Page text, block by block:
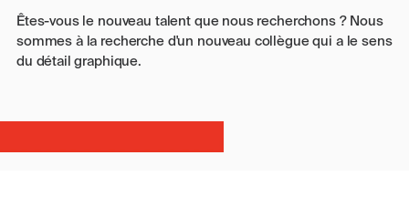
Êtes-vous le nouveau talent que nous recherchons ? Nous
sommes à la recherche d'un nouveau collègue qui a le sens
du détail graphique.